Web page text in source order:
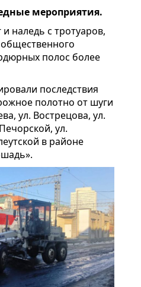
мероприятия.
наледь с тротуаров,
полос более
последствия
полотно от шуги
ул. Вострецова, ул.
ул.
в районе